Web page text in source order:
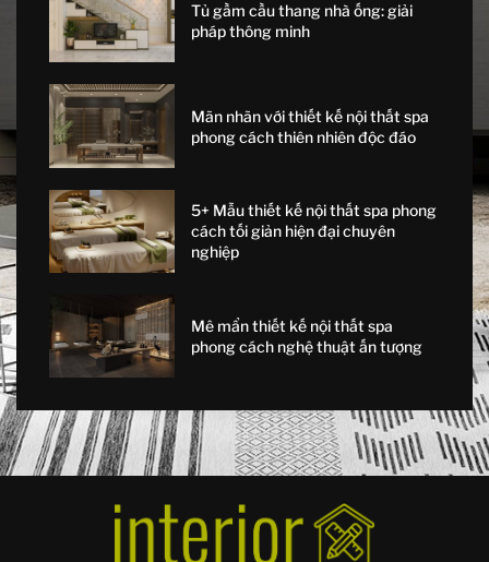
Tủ gầm cầu thang nhà ống: giải
pháp thông minh
Mãn nhãn với thiết kế nội thất spa
phong cách thiên nhiên độc đáo
5+ Mẫu thiết kế nội thất spa phong
cách tối giản hiện đại chuyên
nghiệp
Mê mẩn thiết kế nội thất spa
phong cách nghệ thuật ấn tượng